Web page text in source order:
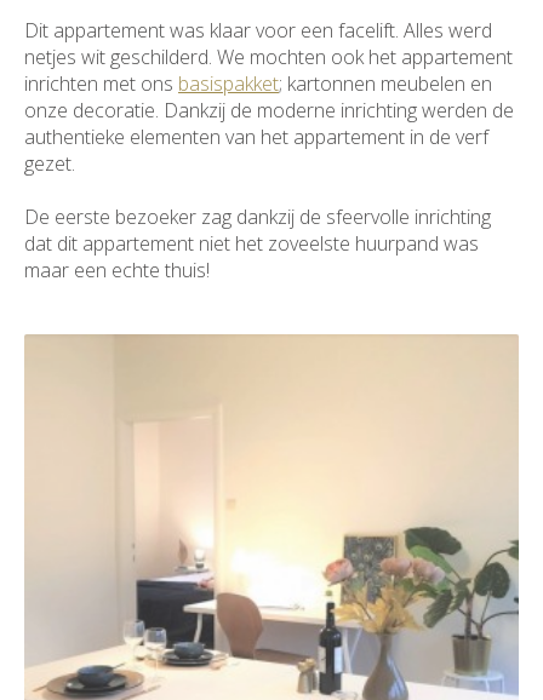
Dit appartement was klaar voor een facelift. Alles werd
netjes wit geschilderd. We mochten ook het appartement
inrichten met ons basispakket; kartonnen meubelen en
onze decoratie. Dankzij de moderne inrichting werden de
authentieke elementen van het appartement in de verf
gezet.
De eerste bezoeker zag dankzij de sfeervolle inrichting
dat dit appartement niet het zoveelste huurpand was
maar een echte thuis!